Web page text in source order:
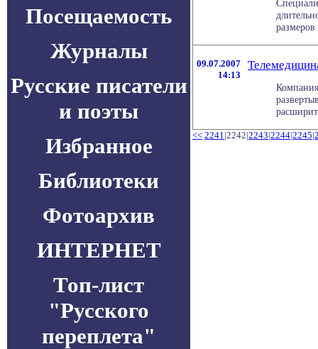
Посещаемость
Журналы
Русские писатели
и поэты
Избранное
Библиотеки
Фотоархив
ИНТЕРНЕТ
Топ-лист
"Русского
переплета"
09.07.2007
14:13
<< 2241|2242|2243|2244|2245|